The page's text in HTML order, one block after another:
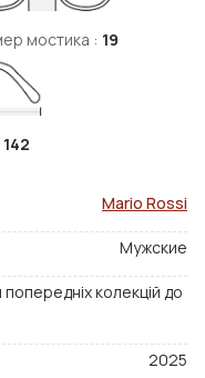
мостика : 19
142
Mario Rossi
Мужские
колекцій до
2025